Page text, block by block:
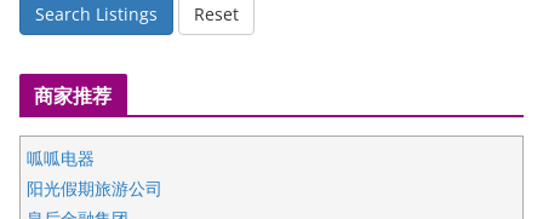
Search Listings Reset
商家推荐
呱呱电器
阳光假期旅游公司